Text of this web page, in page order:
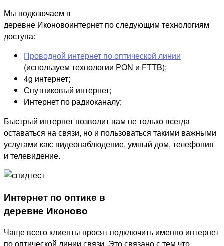
Мы подключаем в
деревне Иконовоинтернет по следующим технологиям
доступа:
Проводной интернет по оптической линии
(используем технологии PON и FTTB);
4g интернет;
Спутниковый интернет;
Интернет по радиоканалу;
Быстрый интернет позволит вам не только всегда
оставаться на связи, но и пользоваться такими важными
услугами как: видеонаблюдение, умный дом, телефония
и телевидение.
Интернет по оптике в
деревне Иконово
Чаще всего клиенты просят подключить именно интернет